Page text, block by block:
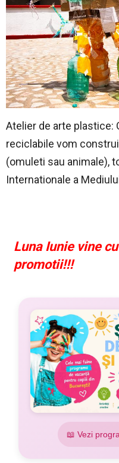
Atelier de arte plastice:
reciclabile vom
(omuleti sau animale),
Internationale a
Luna Iunie vine
promotii!!!
📖 Vezi